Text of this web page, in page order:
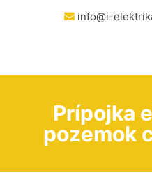
info@i-
Prípojka
pozemok